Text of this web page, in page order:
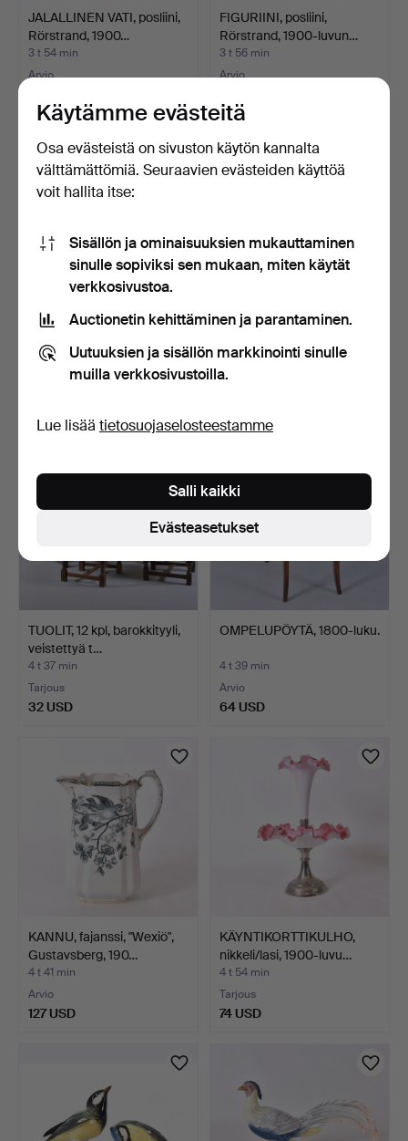
JALALLINEN VATI, posliini,
Rörstrand, 1900…
3 t 54 min
Arvio
FIGURIINI, posliini,
Rörstrand, 1900-luvun…
3 t 56 min
Arvio
KARL ENS. FIGURIINI,
posliini, Saksa.
4 t 27 min
4 tarjousta
RAHI, talonpoikainen,
4 t 32 min
Arvio
TUOLIT, 12 kpl, barokkityyli,
veistettyä t…
4 t 37 min
Tarjous
32 USD
OMPELUPÖYTÄ, 1800-luku.
4 t 39 min
Arvio
64 USD
KANNU, fajanssi, "Wexiö",
Gustavsberg, 190…
4 t 41 min
Arvio
127 USD
KÄYNTIKORTTIKULHO,
nikkeli/lasi, 1900-luvu…
4 t 54 min
Tarjous
74 USD
Käytämme evästeitä
Osa evästeistä on sivuston käytön kannalta
välttämättömiä. Seuraavien evästeiden käyttöä
voit hallita itse:
Sisällön ja ominaisuuksien mukauttaminen
sinulle sopiviksi sen mukaan, miten käytät
verkkosivustoa.
Auctionetin kehittäminen ja parantaminen.
Uutuuksien ja sisällön markkinointi sinulle
muilla verkkosivustoilla.
Lue lisää tietosuojaselosteestamme
Evästeasetukset
Salli kaikki